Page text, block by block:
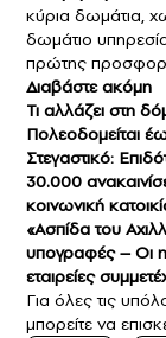
κύρια δωμάτια,
δωμάτιο
πρώτης
Διαβάστε ακόμη
Τι αλλάζει στη
Πολεοδομείται
Στεγαστικό:
30.000
κοινωνική
«Ασπίδα του
υπογραφές – Oι
εταιρείες
Για όλες τις
μπορείτε να